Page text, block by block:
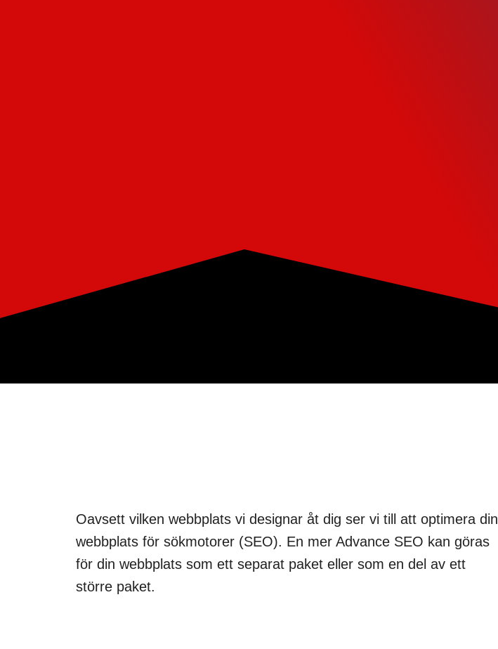
Oavsett vilken webbplats vi designar åt dig ser vi till att optimera din
webbplats för sökmotorer (SEO). En mer Advance SEO kan göras
för din webbplats som ett separat paket eller som en del av ett
större paket.